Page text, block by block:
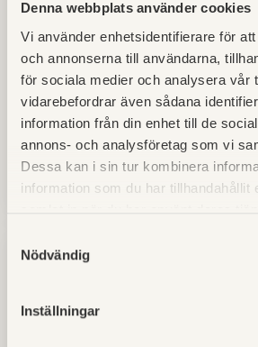
Denna webbplats använder cookies
Vi använder enhetsidentifierare för
och annonserna till användarna,
för sociala medier och analysera vår
vidarebefordrar även sådana
information från din enhet till de
annons- och analysföretag som vi
Dessa kan i sin tur kombinera
information som du har tillhandahållit
Nödvändig
Inställningar
Tidplaner och projektöversikt
Tavlor för visuellt samarbete
och uppföljning
Läs mer